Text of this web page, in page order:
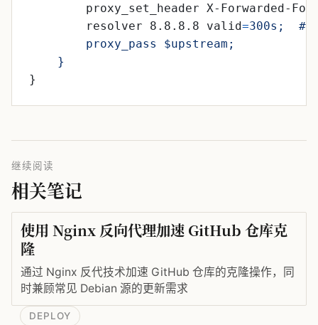
proxy_set_header X-Forwarded-
resolver 8.8.8.8 valid=
    }
}
继续阅读
相关笔记
使用 Nginx 反向代理加速 GitHub 仓库克
隆
通过 Nginx 反代技术加速 GitHub 仓库的克隆操作，同
时兼顾常见 Debian 源的更新需求
DEPLOY